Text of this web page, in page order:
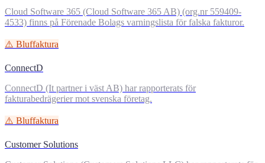
Cloud Software 365 (Cloud Software 365 AB) (org.nr 559409-
4533) finns på Förenade Bolags varningslista för falska fakturor.
⚠️ Bluffaktura
ConnectD
ConnectD (It partner i väst AB) har rapporterats för
fakturabedrägerier mot svenska företag.
⚠️ Bluffaktura
Customer Solutions